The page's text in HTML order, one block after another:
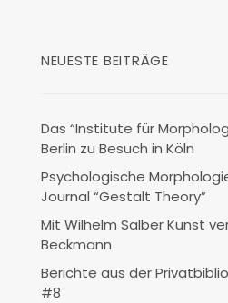
NEUESTE BEITRÄGE
Das “Institute für
Berlin zu Besuch in Köln
Psychologische
Journal “Gestalt Theory”
Mit Wilhelm Salber Kunst
Beckmann
Berichte aus der
#8